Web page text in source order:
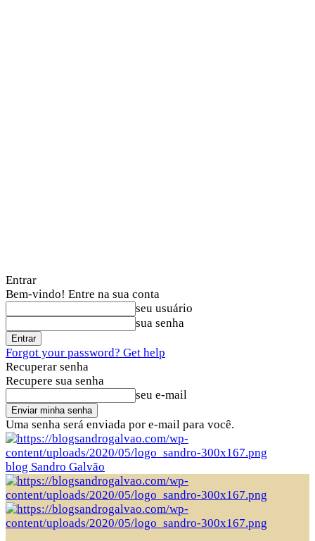
Entrar
Bem-vindo! Entre na sua conta
seu usuário
sua senha
Forgot your password? Get help
Recuperar senha
Recupere sua senha
seu e-mail
Uma senha será enviada por e-mail para você.
blog Sandro Galvão